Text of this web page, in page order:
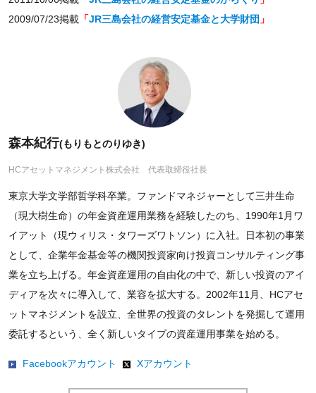
2009/07/23掲載「JR三島会社の経営安定基金と大学財団 」
森本紀行(もりもとのりゆき)
HCアセットマネジメント株式会社 代表取締役社長
東京大学文学部哲学科卒業。ファンドマネジャーとして三井生命
（現大樹生命）の年金資産運用業務を経験したのち、1990年1月ワ
イアット（現ウィリス・タワーズワトソン）に入社。日本初の事業
として、企業年金基金等の機関投資家向け投資コンサルティング事
業を立ち上げる。年金資産運用の自由化の中で、新しい投資のアイ
ディアを次々に導入して、業容を拡大する。2002年11月、HCアセ
ットマネジメントを設立、全世界の投資のタレントを発掘して運用
委託するという、全く新しいタイプの資産運用事業を始める。
Facebookアカウント Xアカウント